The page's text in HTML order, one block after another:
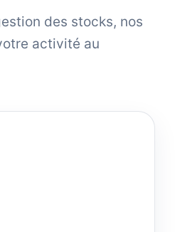
des stocks, nos
activité au